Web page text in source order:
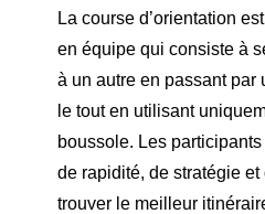
La course d’orientation
en équipe qui consiste à
à un autre en passant par
le tout en utilisant
boussole. Les
de rapidité, de stratégie et
trouver le meilleur